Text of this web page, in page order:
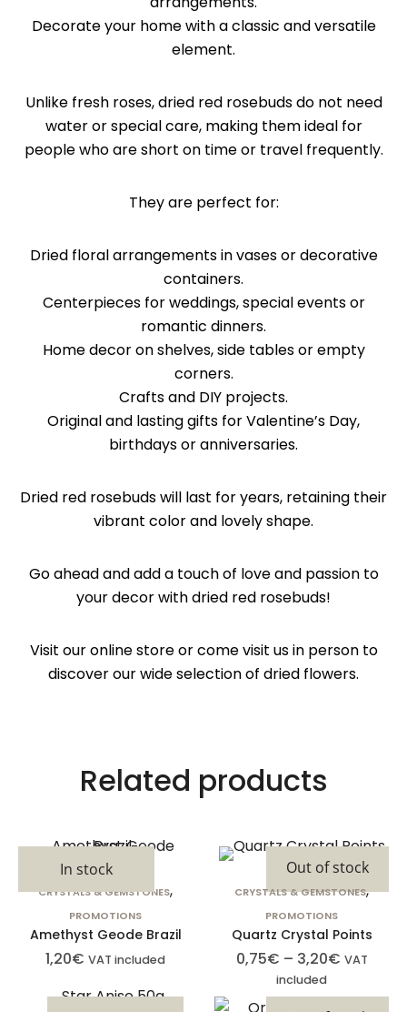
Decorate your home with a classic and versatile
element.
Unlike fresh roses, dried red rosebuds do not need
water or special care, making them ideal for
people who are short on time or travel frequently.
They are perfect for:
Dried floral arrangements in vases or decorative
containers.
Centerpieces for weddings, special events or
romantic dinners.
Home decor on shelves, side tables or empty
corners.
Crafts and DIY projects.
Original and lasting gifts for Valentine’s Day,
birthdays or anniversaries.
Dried red rosebuds will last for years, retaining their
vibrant color and lovely shape.
Go ahead and add a touch of love and passion to
your decor with dried red rosebuds!
Visit our online store or come visit us in person to
discover our wide selection of dried flowers.
Related products
In stock
CRYSTALS & GEMSTONES,
PROMOTIONS
Amethyst Geode Brazil
1,20€ VAT included
Out of stock
CRYSTALS & GEMSTONES,
PROMOTIONS
Quartz Crystal Points
0,75€ – 3,20€ VAT
included
Cookies
estrictamente
necesarias
Las cookies
estrictamente
aquellas
fundamentales
para el
lo general, solo
se establecen
acciones
realizadas por
equivalen a
una solicitud
de privacidad
navegador
para bloquear
o alertar sobre
estas cookies,
pero algunas
partes del sitio
no funcionarán.
Estas cookies